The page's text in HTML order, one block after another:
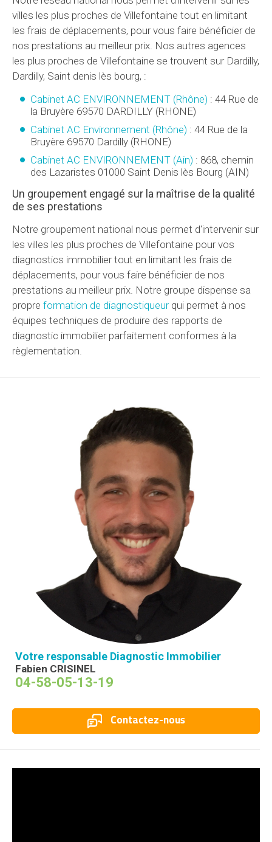
villes les plus proches de Villefontaine tout en limitant
les frais de déplacements, pour vous faire bénéficier de
nos prestations au meilleur prix. Nos autres agences
les plus proches de Villefontaine se trouvent sur Dardilly,
Dardilly, Saint denis lès bourg, :
Cabinet AC ENVIRONNEMENT (Rhône) : 44 Rue de
la Bruyère 69570 DARDILLY (RHONE)
Cabinet AC Environnement (Rhône) : 44 Rue de la
Bruyère 69570 Dardilly (RHONE)
Cabinet AC ENVIRONNEMENT (Ain) : 868, chemin
des Lazaristes 01000 Saint Denis lès Bourg (AIN)
Un groupement engagé sur la maîtrise de la qualité
de ses prestations
Notre groupement national nous permet d'intervenir sur
les villes les plus proches de Villefontaine pour vos
diagnostics immobilier tout en limitant les frais de
déplacements, pour vous faire bénéficier de nos
prestations au meilleur prix. Notre groupe dispense sa
propre formation de diagnostiqueurqui permet à nos
équipes techniques de produire des rapports de
diagnostic immobilier parfaitement conformes à la
règlementation.
Votre responsable Diagnostic Immobilier
Fabien CRISINEL
04-58-05-13-19
Contactez-nous